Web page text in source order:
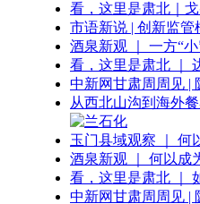
看，这里是肃北｜
市语新说 | 创新监管
酒泉新观 ｜ 一方“
看，这里是肃北 ｜
中新网甘肃周周见 |
从西北山沟到海外
玉门县域观察 ｜ 何
酒泉新观 ｜ 何以成
看，这里是肃北 ｜
中新网甘肃周周见 |